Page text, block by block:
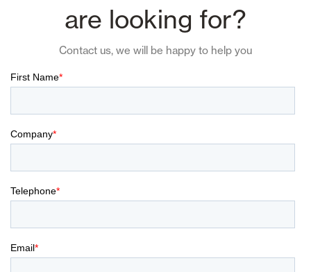
are looking for?
Contact us, we will be happy to help you